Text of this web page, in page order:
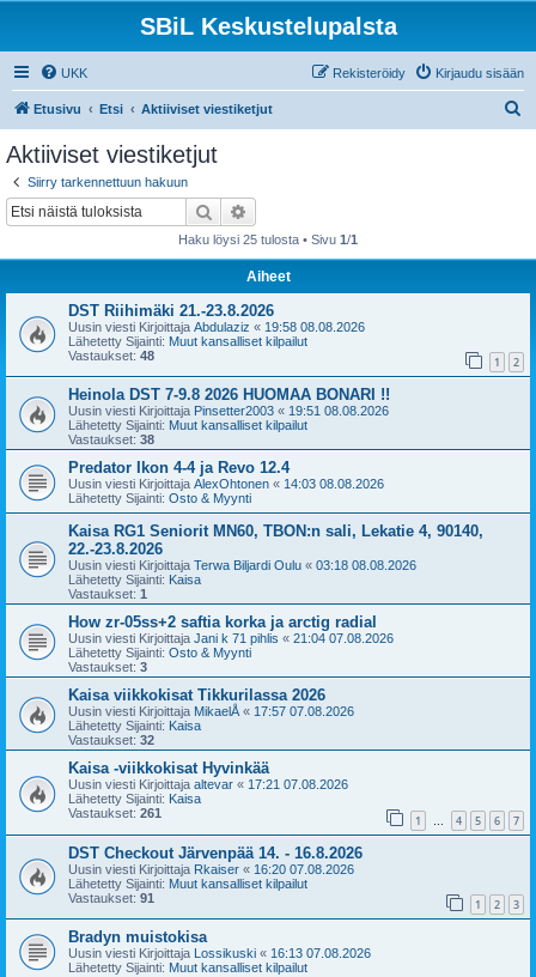
SBiL Keskustelupalsta
UKK Kirjaudu sisään
Rekisteröidy
Etusivu Etsi Aktiiviset viestiketjut
Aktiiviset viestiketjut
Siirry tarkennettuun hakuun
Etsi
Haku löysi 25 tulosta • Sivu 1/1
Aiheet
DST Riihimäki 21.-23.8.2026
Uusin viesti Kirjoittaja Abdulaziz « 19:58 08.08.2026
Lähetetty Sijainti: Muut kansalliset kilpailut
Vastaukset: 48 1 2
Heinola DST 7-9.8 2026 HUOMAA BONARI !!
Uusin viesti Kirjoittaja Pinsetter2003 « 19:51 08.08.2026
Lähetetty Sijainti: Muut kansalliset kilpailut
Vastaukset: 38
Predator Ikon 4-4 ja Revo 12.4
Uusin viesti Kirjoittaja AlexOhtonen « 14:03 08.08.2026
Lähetetty Sijainti: Osto & Myynti
Kaisa RG1 Seniorit MN60, TBON:n sali, Lekatie 4, 90140,
22.-23.8.2026
Uusin viesti Kirjoittaja Terwa Biljardi Oulu « 03:18 08.08.2026
Lähetetty Sijainti: Kaisa
Vastaukset: 1
How zr-05ss+2 saftia korka ja arctig radial
Uusin viesti Kirjoittaja Jani k 71 pihlis « 21:04 07.08.2026
Lähetetty Sijainti: Osto & Myynti
Vastaukset: 3
Kaisa viikkokisat Tikkurilassa 2026
Uusin viesti Kirjoittaja MikaelÅ « 17:57 07.08.2026
Lähetetty Sijainti: Kaisa
Vastaukset: 32
Kaisa -viikkokisat Hyvinkää
Uusin viesti Kirjoittaja altevar « 17:21 07.08.2026
Lähetetty Sijainti: Kaisa
Vastaukset: 261 1 … 4 5 6 7
DST Checkout Järvenpää 14. - 16.8.2026
Uusin viesti Kirjoittaja Rkaiser « 16:20 07.08.2026
Lähetetty Sijainti: Muut kansalliset kilpailut
Vastaukset: 91 1 2 3
Bradyn muistokisa
Uusin viesti Kirjoittaja Lossikuski « 16:13 07.08.2026
Lähetetty Sijainti: Muut kansalliset kilpailut